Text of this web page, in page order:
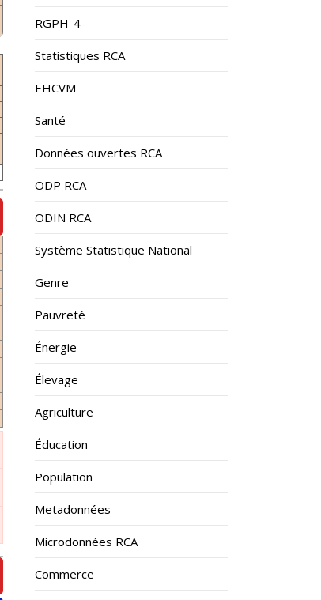
RGPH-4
Statistiques RCA
EHCVM
Santé
Données ouvertes RCA
ODP RCA
ODIN RCA
Système Statistique National
Genre
Pauvreté
Énergie
Élevage
Agriculture
Éducation
Population
Metadonnées
Microdonnées RCA
Commerce